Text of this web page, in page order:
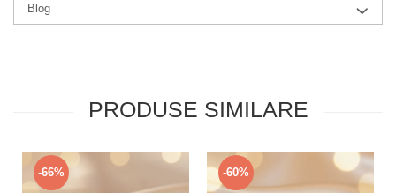
Blog
PRODUSE SIMILARE
-66% -60%